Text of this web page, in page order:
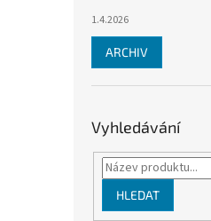
1.4.2026
ARCHIV
Vyhledávání
HLEDAT